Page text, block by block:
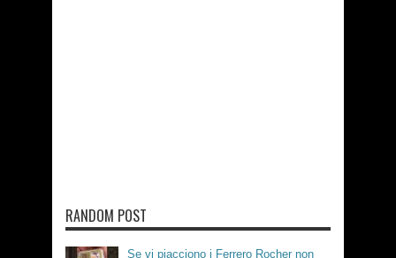
RANDOM POST
Se vi piacciono i Ferrero Rocher non